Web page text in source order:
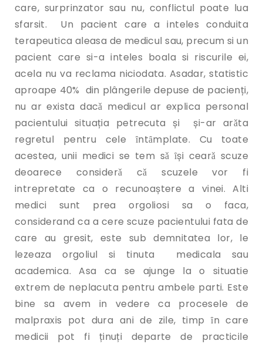
care, surprinzator sau nu, conflictul poate lua
sfarsit. Un pacient care a inteles conduita
terapeutica aleasa de medicul sau, precum si un
pacient care si-a inteles boala si riscurile ei,
acela nu va reclama niciodata. Asadar, statistic
aproape 40% din plângerile depuse de pacienți,
nu ar exista dacǎ medicul ar explica personal
pacientului situația petrecuta și și-ar arǎta
regretul pentru cele ȋntȃmplate. Cu toate
acestea, unii medici se tem sǎ ȋși cearǎ scuze
deoarece considerǎ cǎ scuzele vor fi
intrepretate ca o recunoaștere a vinei. Alti
medici sunt prea orgoliosi sa o faca,
considerand ca a cere scuze pacientului fata de
care au gresit, este sub demnitatea lor, le
lezeaza orgoliul si tinuta medicala sau
academica. Asa ca se ajunge la o situatie
extrem de neplacuta pentru ambele parti. Este
bine sa avem in vedere ca procesele de
malpraxis pot dura ani de zile, timp ȋn care
medicii pot fi ținuți departe de practicile